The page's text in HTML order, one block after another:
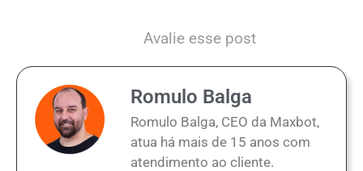
Avalie esse post
Romulo Balga
Romulo Balga, CEO da Maxbot,
atua há mais de 15 anos com
atendimento ao cliente.